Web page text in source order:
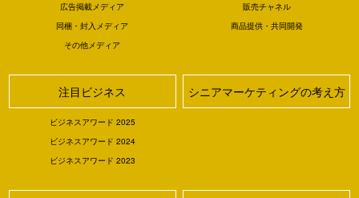
広告掲載メディア
同梱・封入メディア
その他メディア
販売チャネル
商品提供・共同開発
注目ビジネス
ビジネスアワード 2025
ビジネスアワード 2024
ビジネスアワード 2023
シニアマーケティングの考え方